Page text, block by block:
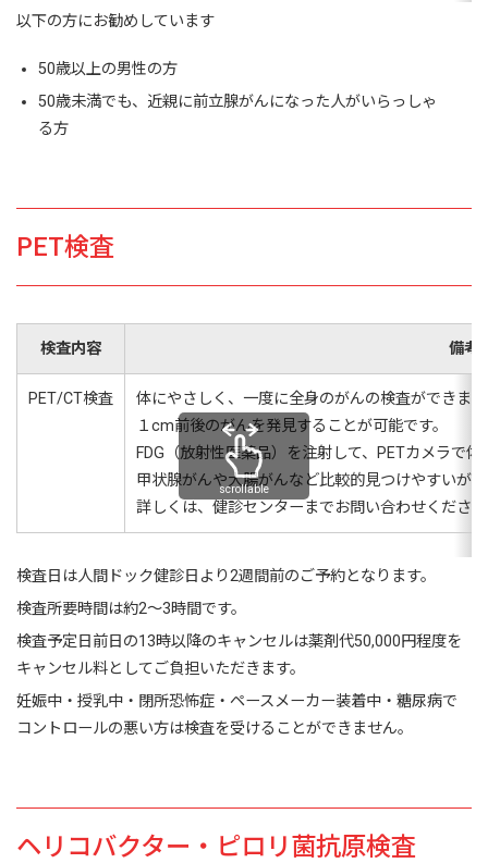
以下の方にお勧めしています
50歳以上の男性の方
50歳未満でも、近親に前立腺がんになった人がいらっしゃ
る方
PET検査
検査内容 備考
PET/CT検査
体にやさしく、一度に全身のがんの検査ができま
１cm前後のがんを発見することが可能です。
FDG（放射性医薬品）を注射して、PETカメラで
甲状腺がんや大腸がんなど比較的見つけやすいが
詳しくは、健診センターまでお問い合わせくださ
scrollable
検査日は人間ドック健診日より2週間前のご予約となります。
検査所要時間は約2～3時間です。
検査予定日前日の13時以降のキャンセルは薬剤代50,000円程度を
キャンセル料としてご負担いただきます。
妊娠中・授乳中・閉所恐怖症・ペースメーカー装着中・糖尿病で
コントロールの悪い方は検査を受けることができません。
ヘリコバクター・ピロリ菌抗原検査